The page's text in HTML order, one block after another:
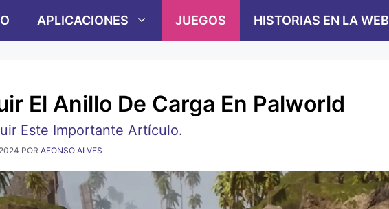
APLICACIONES JUEGOS HISTORIAS EN LA WEB
El Anillo De Carga En Palworld
Este Importante Artículo.
POR AFONSO ALVES